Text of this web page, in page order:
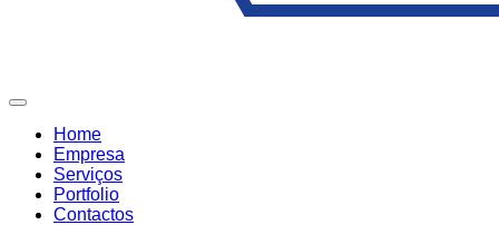
Home
Empresa
Serviços
Portfolio
Contactos